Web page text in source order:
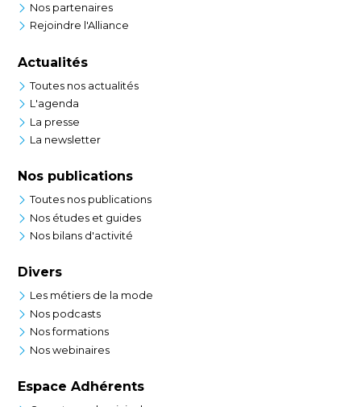
Nos partenaires
Rejoindre l'Alliance
Actualités
Toutes nos actualités
L'agenda
La presse
La newsletter
Nos publications
Toutes nos publications
Nos études et guides
Nos bilans d'activité
Divers
Les métiers de la mode
Nos podcasts
Nos formations
Nos webinaires
Espace Adhérents